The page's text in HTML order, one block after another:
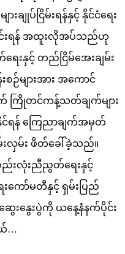
ချုပ်ငြိမ်းရန်နှင့် နိုင်ငံရေး
ရှင်းရန် အထူးလိုအပ်သည်ဟု
ေးနှင့် တည်ငြိမ်အေးချမ်း
စဉ်များအား အကောင်
ြိုတင်ကန့်သတ်ချက်များ
င်ရန် ကြေညာချက်အမှတ်
းလှမ်း ဖိတ်ခေါ်ခဲ့သည်။
ည်းလုံးညီညွတ်ရေးနှင့်
ေးကော်မတီနှင့် ရှမ်းပြည်
းနွေးပွဲကို ယနေ့နံနက်ပိုင်း
…